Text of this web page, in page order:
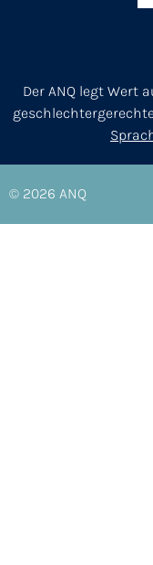
Der ANQ legt Wert
© 2026 ANQ